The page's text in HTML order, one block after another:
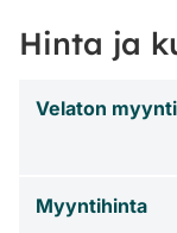
Hinta ja
Velaton
Myyntihinta